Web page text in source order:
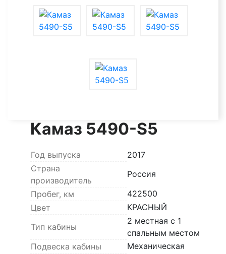
Камаз 5490-S5
Год выпуска
2017
Страна
производитель
Россия
Пробег, км
422500
Цвет
КРАСНЫЙ
Тип кабины
2 местная с 1
спальным местом
Подвеска кабины
Механическая